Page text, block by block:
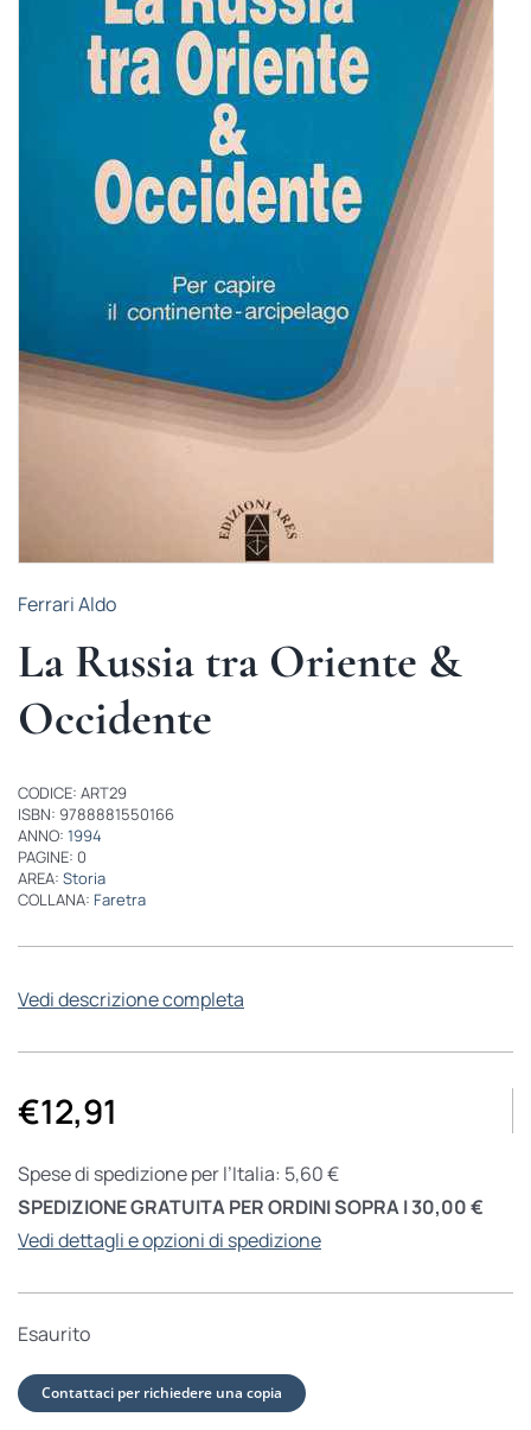
BIOGRAFIE
ATTUALITÀ
Ferrari Aldo
La Russia tra Oriente &
Occidente
CODICE: ART29
ISBN: 9788881550166
ANNO: 1994
PAGINE: 0
AREA: Storia
COLLANA: Faretra
Vedi descrizione completa
€12,91
Spese di spedizione per l’Italia: 5,60 €
SPEDIZIONE GRATUITA PER ORDINI SOPRA I 30,00 €
Vedi dettagli e opzioni di spedizione
Esaurito
Contattaci per richiedere una copia